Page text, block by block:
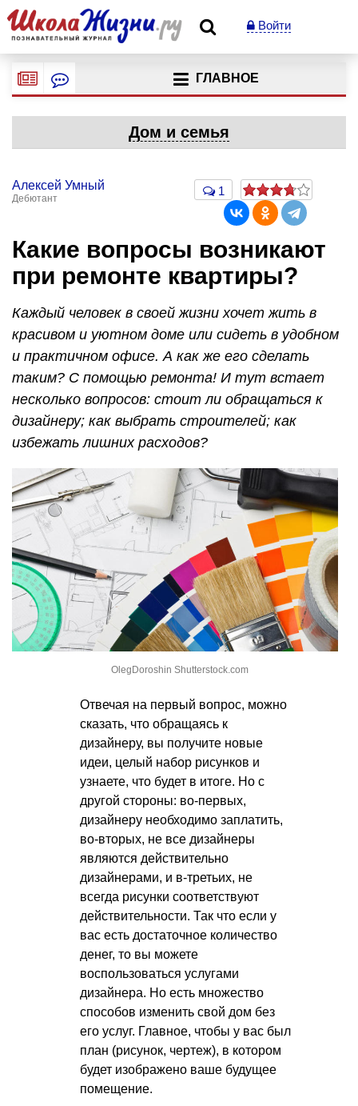
Войти
ГЛАВНОЕ
Дом и семья
Алексей Умный
Дебютант
1
Какие вопросы возникают
при ремонте квартиры?
Каждый человек в своей жизни хочет жить в
красивом и уютном доме или сидеть в удобном
и практичном офисе. А как же его сделать
таким? С помощью ремонта! И тут встает
несколько вопросов: стоит ли обращаться к
дизайнеру; как выбрать строителей; как
избежать лишних расходов?
OlegDoroshin Shutterstock.com
Отвечая на первый вопрос, можно
сказать, что обращаясь к
дизайнеру, вы получите новые
идеи, целый набор рисунков и
узнаете, что будет в итоге. Но с
другой стороны: во-первых,
дизайнеру необходимо заплатить,
во-вторых, не все дизайнеры
являются действительно
дизайнерами, и в-третьих, не
всегда рисунки соответствуют
действительности. Так что если у
вас есть достаточное количество
денег, то вы можете
воспользоваться услугами
дизайнера. Но есть множество
способов изменить свой дом без
его услуг. Главное, чтобы у вас был
план (рисунок, чертеж), в котором
будет изображено ваше будущее
помещение.